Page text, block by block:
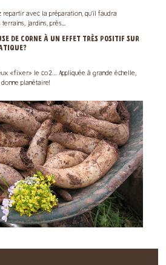
repartir avec la préparation, qu’il faudra
jardins, près...
DE CORNE À UN EFFET TRÈS POSITIF SUR
«fixer» le co2… Appliquée à grande échelle,
planétaire!